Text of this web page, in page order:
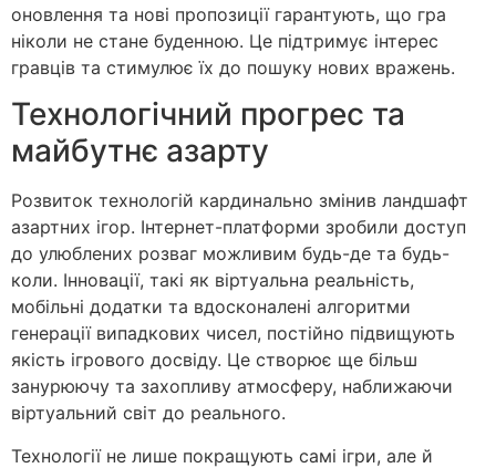
оновлення та нові пропозиції гарантують, що гра
ніколи не стане буденною. Це підтримує інтерес
гравців та стимулює їх до пошуку нових вражень.
Технологічний прогрес та
майбутнє азарту
Розвиток технологій кардинально змінив ландшафт
азартних ігор. Інтернет-платформи зробили доступ
до улюблених розваг можливим будь-де та будь-
коли. Інновації, такі як віртуальна реальність,
мобільні додатки та вдосконалені алгоритми
генерації випадкових чисел, постійно підвищують
якість ігрового досвіду. Це створює ще більш
занурюючу та захопливу атмосферу, наближаючи
віртуальний світ до реального.
Технології не лише покращують самі ігри, але й